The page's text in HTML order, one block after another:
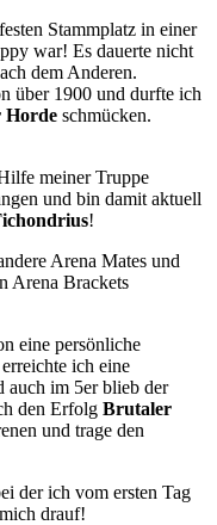
Stammplatz in einer
war! Es dauerte nicht
dem Anderen.
über 1900 und durfte ich
Horde schmücken.
meiner Truppe
und bin damit aktuell
!
Arena Mates und
Arena Brackets
eine persönliche
ich eine
auch im 5er blieb der
den Erfolg Brutaler
und trage den
der ich vom ersten Tag
drauf!